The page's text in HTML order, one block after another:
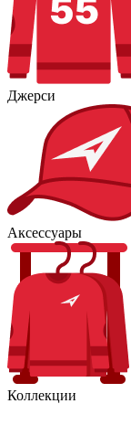
Джерси
Аксессуары
Коллекции